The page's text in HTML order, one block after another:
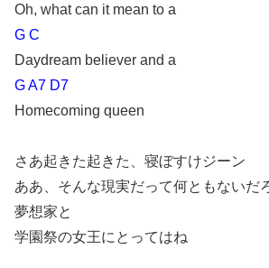
Oh, what can it mean to a
G C
Daydream believer and a
G A7 D7
Homecoming queen
さあ起きた起きた、寝ぼすけジーン
ああ、そんな現実だって何ともないだ
夢想家と
学園祭の女王にとってはね